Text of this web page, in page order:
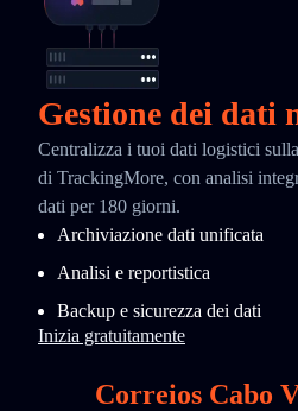
Gestione dei dati
Centralizza i tuoi dati logistici
di TrackingMore, con analisi
dati per 180 giorni.
Archiviazione dati unificata
Analisi e reportistica
Backup e sicurezza dei dati
Inizia gratuitamente
Correios Cabo